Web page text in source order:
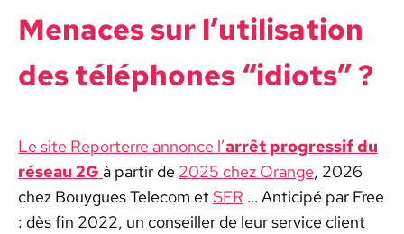
Men­aces sur l’u­til­i­sa­tion
des télé­phones “idiots” ?
Le site Reporterre annonce l’arrêt pro­gres­sif du
réseau 2G à par­tir de 2025 chez Orange, 2026
chez Bouygues Tele­com etSFR … Anticipé par Free
: dès fin 2022, un con­seiller de leur ser­vice client